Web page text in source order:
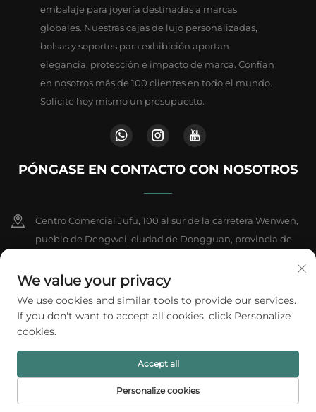
embalaje para joyería destinadas a marcas
globales. Nuestras cajas de lujo personalizadas,
bolsas y soportes para exhibición aportan
elegancia, protección e impacto de marca. Confían
en nosotros más de 100 clientes en todo el mundo.
Solicite hoy mismo un presupuesto.
PÓNGASE EN CONTACTO CON NOSOTROS
Centro Comercial Jufu, 100 al sur de la carretera Wenwen,
pueblo de Dengwei, ciudad de Dongguan, provincia de
+86-18802602550
[email protected]
Derechos de autor © 2026 A1 Packing Co., Ltd. Todos los derechos
reservados. Política de privacidad
PÁGINA DE
CORREO
We value your privacy
We use cookies and similar tools to provide our services.
If you don't want to accept all cookies, click Personalize
cookies.
Personalize cookies
Accept all